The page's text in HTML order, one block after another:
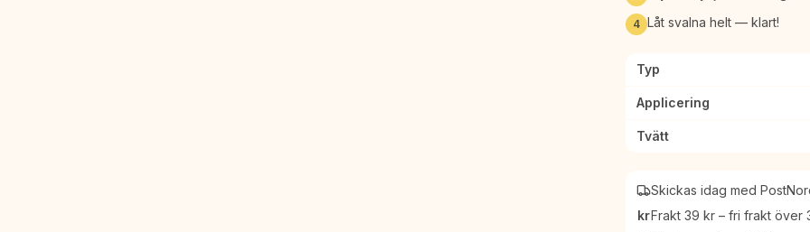
4 Låt svalna helt — klart!
Typ
Applicering
Tvätt
Skickas idag med
krFrakt 39 kr – fri frakt över